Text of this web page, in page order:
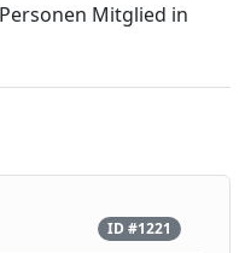
Mitglied in
ID #1221